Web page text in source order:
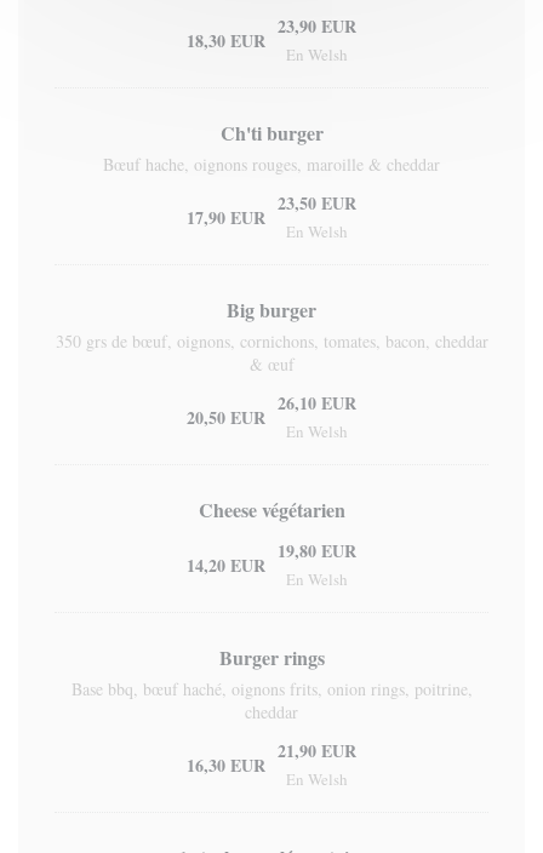
18,30 EUR
23,90 EUR
En Welsh
Ch'ti burger
Bœuf hache, oignons rouges, maroille & cheddar
17,90 EUR
23,50 EUR
En Welsh
Big burger
350 grs de bœuf, oignons, cornichons, tomates, bacon, cheddar
& œuf
20,50 EUR
26,10 EUR
En Welsh
Cheese végétarien
14,20 EUR
19,80 EUR
En Welsh
Burger rings
Base bbq, bœuf haché, oignons frits, onion rings, poitrine,
cheddar
16,30 EUR
21,90 EUR
En Welsh